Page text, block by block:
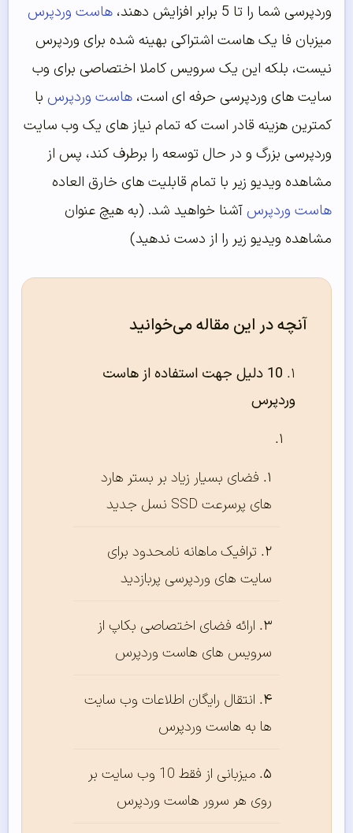
وردپرسی شما را تا 5 برابر افزایش دهند،
هاست وردپرس
میزبان فا یک هاست اشتراکی بهینه شده برای وردپرس
نیست، بلکه این یک سرویس کاملا اختصاصی برای وب
سایت های وردپرسی حرفه ای است، هاست وردپرس با
کمترین هزینه قادر است که تمام نیاز های یک وب سایت
وردپرسی بزرگ و در حال توسعه را برطرف کند، پس از
مشاهده ویدیو زیر با تمام قابلیت های خارق العاده
هاست وردپرس آشنا خواهید شد. (به هیچ عنوان
مشاهده ویدیو زیر را از دست ندهید)
آنچه در این مقاله می‌خوانید
10 دلیل جهت استفاده از هاست
وردپرس
فضای بسیار زیاد بر بستر هارد
های پرسرعت SSD نسل جدید
ترافیک ماهانه نامحدود برای
سایت های وردپرسی پربازدید
ارائه فضای اختصاصی بکاپ از
سرویس های هاست وردپرس
انتقال رایگان اطلاعات وب سایت
ها به هاست وردپرس
میزبانی از فقط 10 وب سایت بر
روی هر سرور هاست وردپرس